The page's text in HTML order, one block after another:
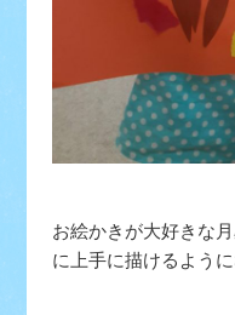
お絵かきが大好きな
に上手に描けるよう